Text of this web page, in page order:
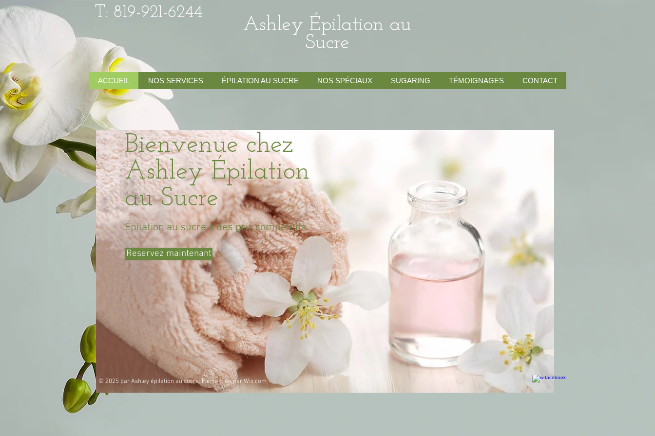
Ashley Épilation au
Sucre
T: 819-921-6244
ACCUEIL NOS SERVICES ÉPILATION AU SUCRE NOS SPÉCIAUX SUGARING TÉMOIGNAGES CONTACT
​Bienvenue chez
Ashley Épilation
au Sucre
Épilation au sucre à des prix compétitifs.
Reservez maintenant
© 2025 par Ashley épilation au sucre. Fierté crée parWix.com